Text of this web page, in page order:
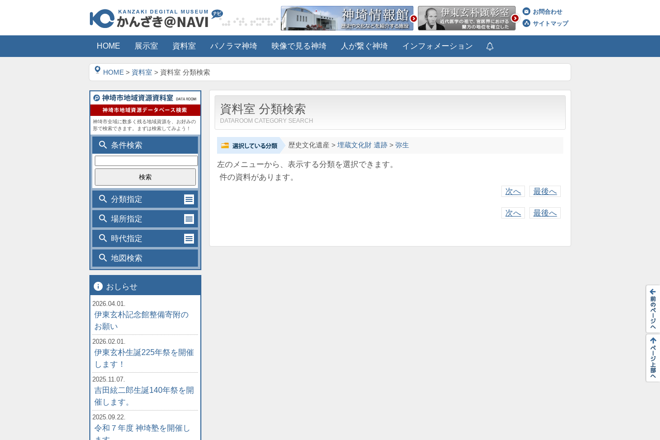
お問合わせ
サイトマップ
HOME 展示室 資料室 パノラマ神埼 映像で見る神埼 人が繋ぐ神埼 インフォメーション
HOME > 資料室 > 資料室 分類検索
資料室 分類検索
DATAROOM CATEGORY SEARCH
歴史文化遺産> 埋蔵文化財 遺跡> 弥生
左のメニューから、表示する分類を選択できます。
件の資料があります。
次へ
最後へ
次へ 最後へ
神埼市全域に数多く残る地域資源を、お好みの
形で検索できます。まずは検索してみよう！
search 条件検索
search 分類指定
search 場所指定
search 時代指定
search 地図検索
info おしらせ
2026.04.01.
伊東玄朴記念館整備寄附の
お願い
2026.02.01.
伊東玄朴生誕225年祭を開催
します！
2025.11.07.
吉田絃二郎生誕140年祭を開
催します。
2025.09.22.
令和７年度 神埼塾を開催し